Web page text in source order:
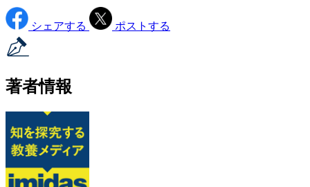
シェアする ポストする
著者情報